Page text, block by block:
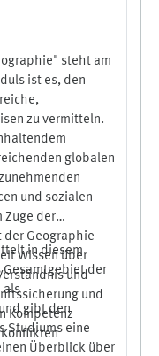
steht am
ist es, den
zu vermitteln.
globalen
und sozialen
Zuge der
der Geographie
Wissen über
und
und
Kompetenz
in diesem
Gesamtgebiet der
als
gibt den
Studiums eine
Überblick über